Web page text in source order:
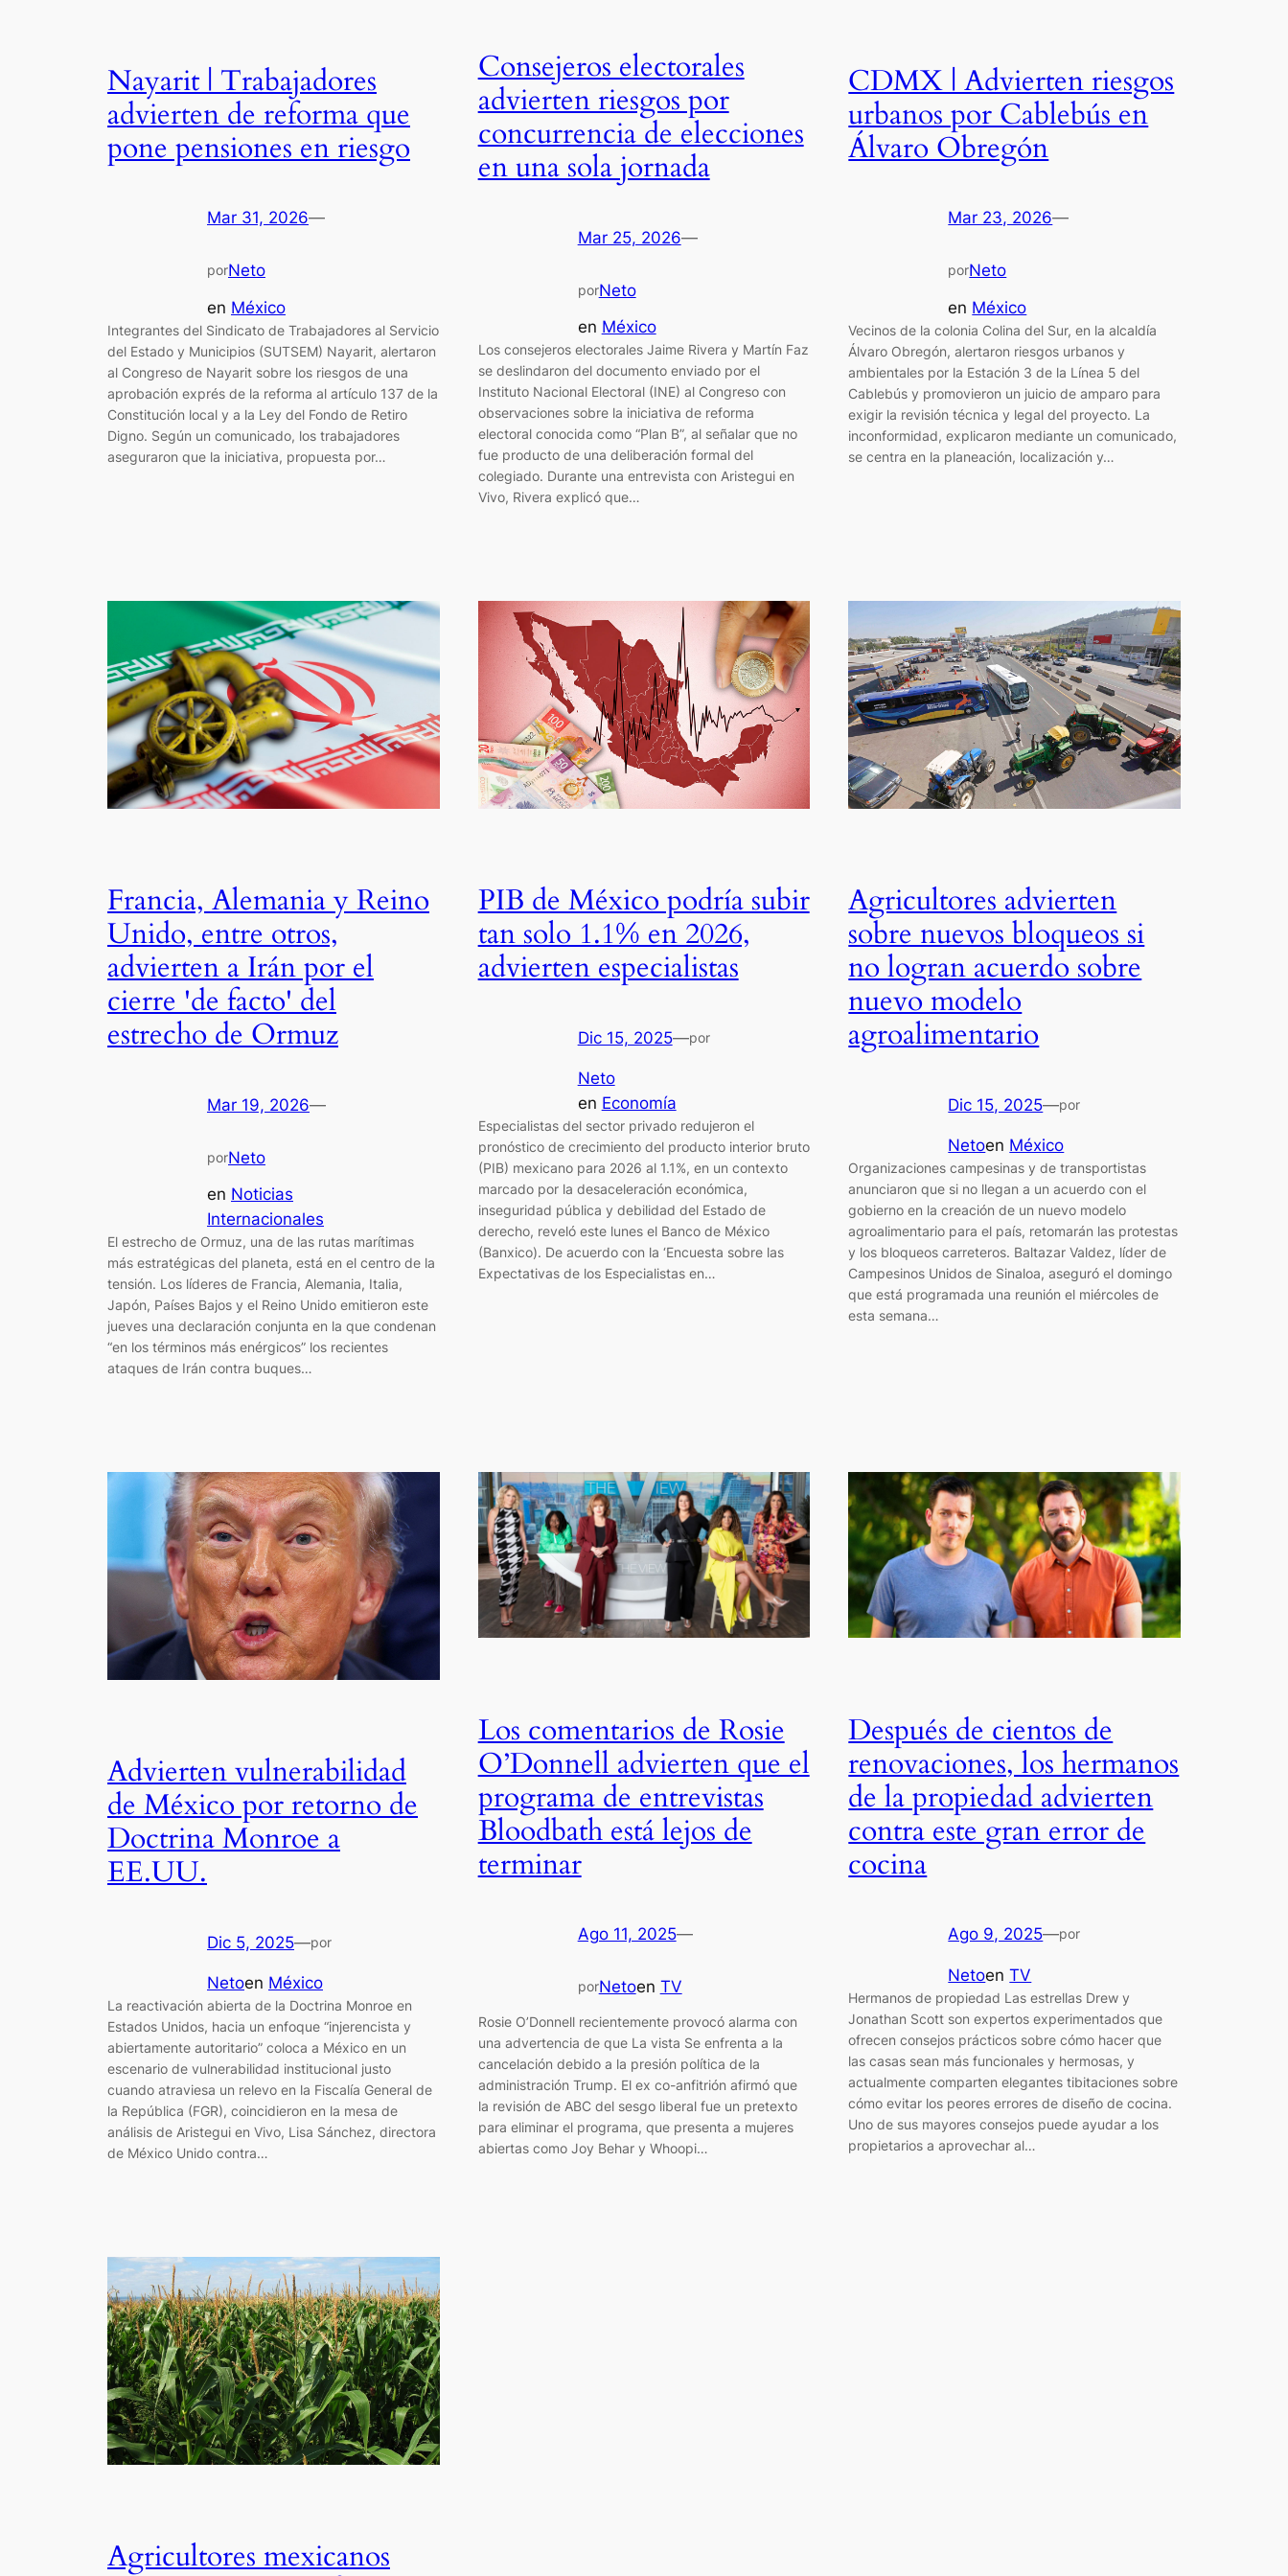
Nayarit | Trabajadores
advierten de reforma que
pone pensiones en riesgo
Mar 31, 2026—
porNeto
en México
Integrantes del Sindicato de Trabajadores al Servicio
del Estado y Municipios (SUTSEM) Nayarit, alertaron
al Congreso de Nayarit sobre los riesgos de una
aprobación exprés de la reforma al artículo 137 de la
Constitución local y a la Ley del Fondo de Retiro
Digno. Según un comunicado, los trabajadores
aseguraron que la iniciativa, propuesta por…
Consejeros electorales
advierten riesgos por
concurrencia de elecciones
en una sola jornada
Mar 25, 2026—
porNeto
en México
Los consejeros electorales Jaime Rivera y Martín Faz
se deslindaron del documento enviado por el
Instituto Nacional Electoral (INE) al Congreso con
observaciones sobre la iniciativa de reforma
electoral conocida como “Plan B”, al señalar que no
fue producto de una deliberación formal del
colegiado. Durante una entrevista con Aristegui en
Vivo, Rivera explicó que…
CDMX | Advierten riesgos
urbanos por Cablebús en
Álvaro Obregón
Mar 23, 2026—
porNeto
en México
Vecinos de la colonia Colina del Sur, en la alcaldía
Álvaro Obregón, alertaron riesgos urbanos y
ambientales por la Estación 3 de la Línea 5 del
Cablebús y promovieron un juicio de amparo para
exigir la revisión técnica y legal del proyecto. La
inconformidad, explicaron mediante un comunicado,
se centra en la planeación, localización y…
Francia, Alemania y Reino
Unido, entre otros,
advierten a Irán por el
cierre 'de facto' del
estrecho de Ormuz
Mar 19, 2026—
porNeto
en Noticias
Internacionales
El estrecho de Ormuz, una de las rutas marítimas
más estratégicas del planeta, está en el centro de la
tensión. Los líderes de Francia, Alemania, Italia,
Japón, Países Bajos y el Reino Unido emitieron este
jueves una declaración conjunta en la que condenan
“en los términos más enérgicos” los recientes
ataques de Irán contra buques…
PIB de México podría subir
tan solo 1.1% en 2026,
advierten especialistas
Dic 15, 2025—por
Neto
en Economía
Especialistas del sector privado redujeron el
pronóstico de crecimiento del producto interior bruto
(PIB) mexicano para 2026 al 1.1%, en un contexto
marcado por la desaceleración económica,
inseguridad pública y debilidad del Estado de
derecho, reveló este lunes el Banco de México
(Banxico). De acuerdo con la ‘Encuesta sobre las
Expectativas de los Especialistas en…
Agricultores advierten
sobre nuevos bloqueos si
no logran acuerdo sobre
nuevo modelo
agroalimentario
Dic 15, 2025—por
Netoen México
Organizaciones campesinas y de transportistas
anunciaron que si no llegan a un acuerdo con el
gobierno en la creación de un nuevo modelo
agroalimentario para el país, retomarán las protestas
y los bloqueos carreteros. Baltazar Valdez, líder de
Campesinos Unidos de Sinaloa, aseguró el domingo
que está programada una reunión el miércoles de
esta semana…
Advierten vulnerabilidad
de México por retorno de
Doctrina Monroe a
EE.UU.
Dic 5, 2025—por
Netoen México
La reactivación abierta de la Doctrina Monroe en
Estados Unidos, hacia un enfoque “injerencista y
abiertamente autoritario” coloca a México en un
escenario de vulnerabilidad institucional justo
cuando atraviesa un relevo en la Fiscalía General de
la República (FGR), coincidieron en la mesa de
análisis de Aristegui en Vivo, Lisa Sánchez, directora
de México Unido contra…
Los comentarios de Rosie
O’Donnell advierten que el
programa de entrevistas
Bloodbath está lejos de
terminar
Ago 11, 2025—
porNetoen TV
Rosie O’Donnell recientemente provocó alarma con
una advertencia de que La vista Se enfrenta a la
cancelación debido a la presión política de la
administración Trump. El ex co-anfitrión afirmó que
la revisión de ABC del sesgo liberal fue un pretexto
para eliminar el programa, que presenta a mujeres
abiertas como Joy Behar y Whoopi…
Después de cientos de
renovaciones, los hermanos
de la propiedad advierten
contra este gran error de
cocina
Ago 9, 2025—por
NetoenTV
Hermanos de propiedad Las estrellas Drew y
Jonathan Scott son expertos experimentados que
ofrecen consejos prácticos sobre cómo hacer que
las casas sean más funcionales y hermosas, y
actualmente comparten elegantes tibitaciones sobre
cómo evitar los peores errores de diseño de cocina.
Uno de sus mayores consejos puede ayudar a los
propietarios a aprovechar al…
Agricultores mexicanos